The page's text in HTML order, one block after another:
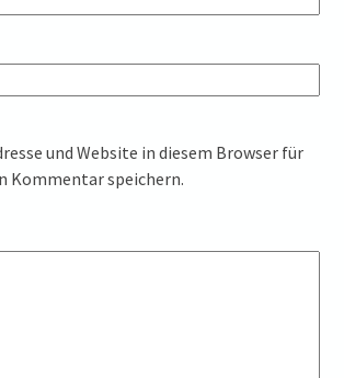
und Website in diesem Browser für
Kommentar speichern.